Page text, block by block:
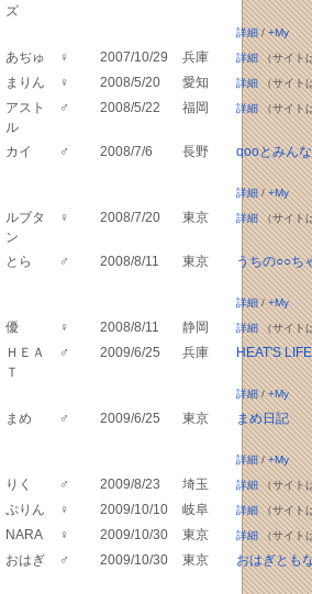
ズ
詳細/+My
あぢゅ ♀ 2007/10/29 兵庫 詳細（サイト
まりん ♀ 2008/5/20 愛知 詳細（サイト
アスト
ル
♂ 2008/5/22 福岡 詳細（サイト
カイ ♂ 2008/7/6 長野 qooとみんな
詳細/+My
ルブタ
ン
♀ 2008/7/20 東京 詳細（サイト
とら ♂ 2008/8/11 東京 うちの○○ち
詳細/+My
優 ♀ 2008/8/11 静岡 詳細（サイト
ＨＥＡ
Ｔ
♂ 2009/6/25 兵庫 HEAT'S LIFE
詳細/+My
まめ ♂ 2009/6/25 東京 まめ日記
詳細/+My
りく ♂ 2009/8/23 埼玉 詳細（サイト
ぷりん ♀ 2009/10/10 岐阜 詳細（サイト
NARA ♀ 2009/10/30 東京 詳細（サイト
おはぎ ♂ 2009/10/30 東京 おはぎとも